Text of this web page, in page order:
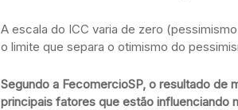
A escala do ICC varia de zero
o limite que separa o otimismo do
Segundo a FecomercioSP, o resultado de
principais fatores que estão influenciando